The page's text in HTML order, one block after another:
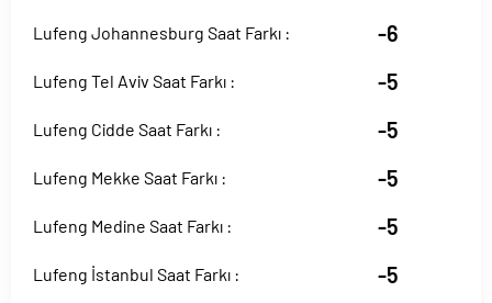
Lufeng Johannesburg Saat Farkı : -6
Lufeng Tel Aviv Saat Farkı : -5
Lufeng Cidde Saat Farkı : -5
Lufeng Mekke Saat Farkı : -5
Lufeng Medine Saat Farkı : -5
Lufeng İstanbul Saat Farkı : -5